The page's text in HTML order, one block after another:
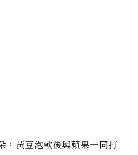
，黃豆泡軟後與蘋果一同打